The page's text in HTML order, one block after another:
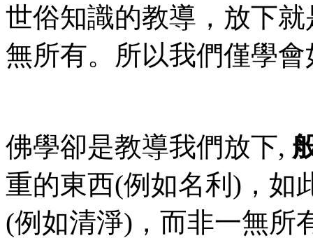
世俗知識的教導，放下
無所有。所以我們僅學
佛學卻是教導我們放下,
重的東西(例如名利)，如
(例如清淨)，而非一無